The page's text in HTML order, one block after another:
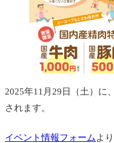
2025年11月29日（土）に
されます。
イベント情報フォーム よ